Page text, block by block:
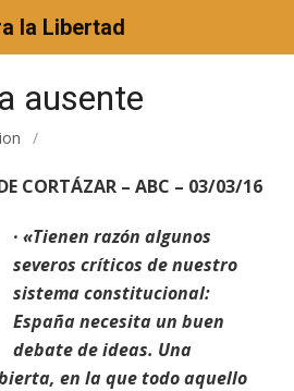
la Libertad
ausente
/
CORTÁZAR – ABC – 03/03/16
· «Tienen razón algunos
severos críticos de nuestro
sistema constitucional:
España necesita un buen
debate de ideas. Una
en la que todo aquello